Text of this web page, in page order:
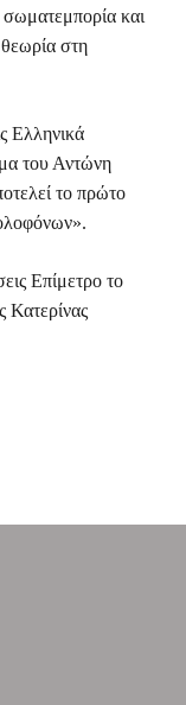
και
στη
Ελληνικά
του Αντώνη
το πρώτο
Επίμετρο το
Κατερίνας